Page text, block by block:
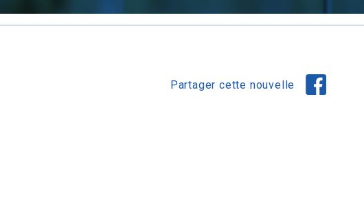
Partager cette nouvelle